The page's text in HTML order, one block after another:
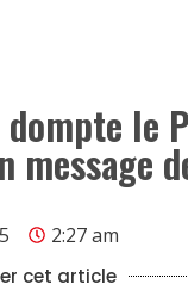
le
message
2:27 am
cet article